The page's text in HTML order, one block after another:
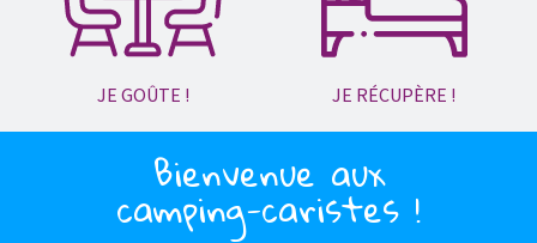
JE GOÛTE ! JE RÉCUPÈRE !
Bienvenue aux
camping-caristes !